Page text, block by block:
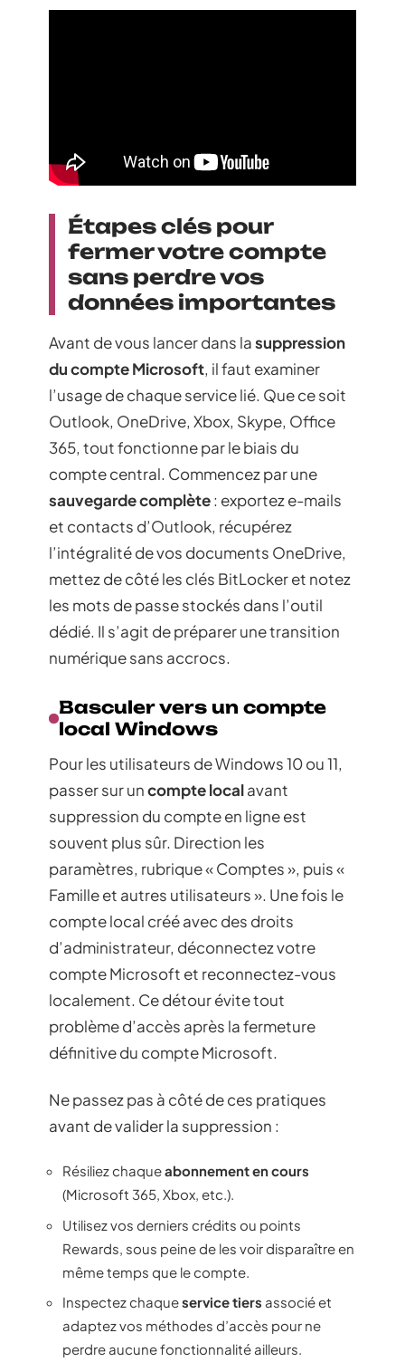
Étapes clés pour
fermer votre compte
sans perdre vos
données importantes
Avant de vous lancer dans lasuppression
du compte Microsoft, il faut examiner
l’usage de chaque service lié. Que ce soit
Outlook, OneDrive, Xbox, Skype, Office
365, tout fonctionne par le biais du
compte central. Commencez par une
sauvegarde complète: exportez e-mails
et contacts d’Outlook, récupérez
l’intégralité de vos documents OneDrive,
mettez de côté les clés BitLocker et notez
les mots de passe stockés dans l’outil
dédié. Il s’agit de préparer une transition
numérique sans accrocs.
Basculer vers un compte
local Windows
Pour les utilisateurs de Windows 10 ou 11,
passer sur uncompte localavant
suppression du compte en ligne est
souvent plus sûr. Direction les
paramètres, rubrique « Comptes », puis «
Famille et autres utilisateurs ». Une fois le
compte local créé avec des droits
d’administrateur, déconnectez votre
compte Microsoft et reconnectez-vous
localement. Ce détour évite tout
problème d’accès après la fermeture
définitive du compte Microsoft.
Ne passez pas à côté de ces pratiques
avant de valider la suppression :
Résiliez chaqueabonnement en cours
(Microsoft 365, Xbox, etc.).
Utilisez vos derniers crédits ou points
Rewards, sous peine de les voir disparaître en
même temps que le compte.
Inspectez chaqueservice tiers associé et
adaptez vos méthodes d’accès pour ne
perdre aucune fonctionnalité ailleurs.